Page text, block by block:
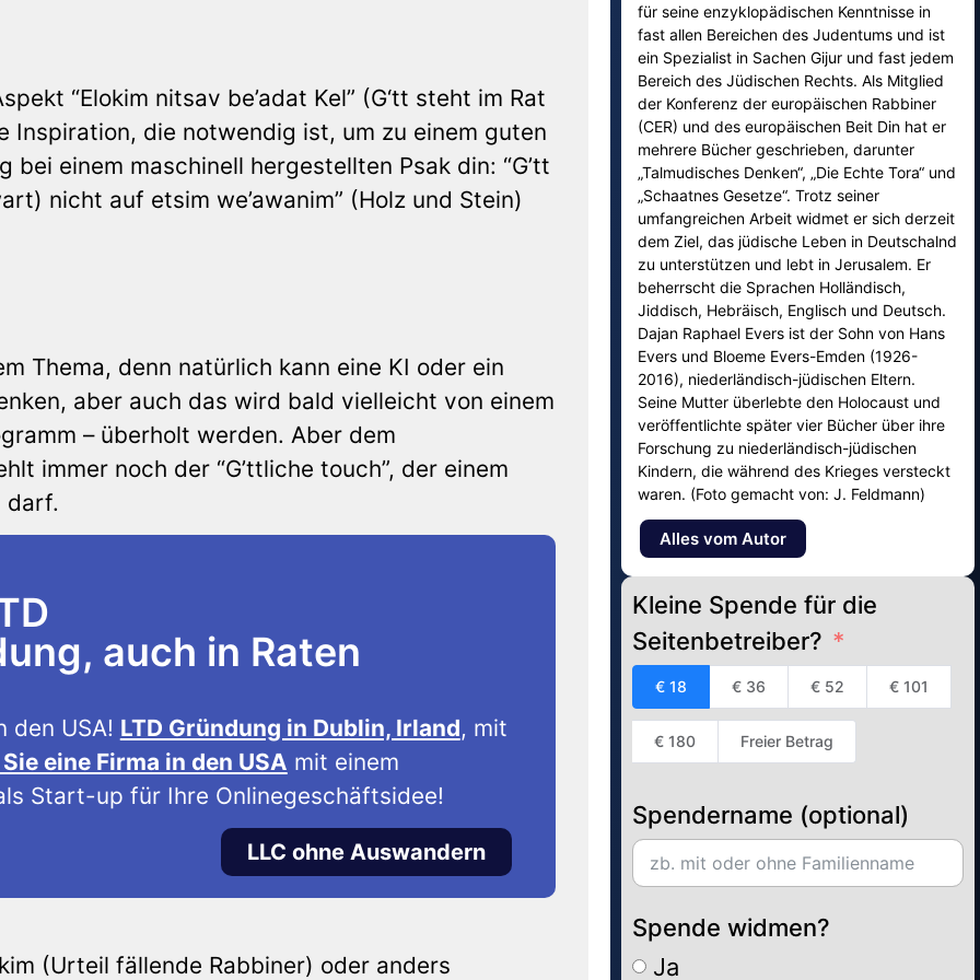
“Elokim nitsav be’adat Kel” (G‘tt steht im Rat
Inspiration, die notwendig ist, um zu einem guten
einem maschinell hergestellten Psak din: “G’tt
nicht auf etsim we’awanim” (Holz und Stein)
Thema, denn natürlich kann eine KI oder ein
aber auch das wird bald vielleicht von einem
– überholt werden. Aber dem
immer noch der “G’ttliche touch”, der einem
darf.
auch in Raten
den USA! LTD Gründung in Dublin, Irland, mit
eine Firma in den USA mit einem
Start-up für Ihre Onlinegeschäftsidee!
LLC ohne Auswandern
(Urteil fällende Rabbiner) oder anders
für seine enzyklopädischen Kenntnisse in
fast allen Bereichen des Judentums und ist
ein Spezialist in Sachen Gijur und fast jedem
Bereich des Jüdischen Rechts. Als Mitglied
der Konferenz der europäischen Rabbiner
(CER) und des europäischen Beit Din hat er
mehrere Bücher geschrieben, darunter
„Talmudisches Denken“, „Die Echte Tora“ und
„Schaatnes Gesetze“. Trotz seiner
umfangreichen Arbeit widmet er sich derzeit
dem Ziel, das jüdische Leben in Deutschalnd
zu unterstützen und lebt in Jerusalem. Er
beherrscht die Sprachen Holländisch,
Jiddisch, Hebräisch, Englisch und Deutsch.
Dajan Raphael Evers ist der Sohn von Hans
Evers und Bloeme Evers-Emden (1926-
2016), niederländisch-jüdischen Eltern.
Seine Mutter überlebte den Holocaust und
veröffentlichte später vier Bücher über ihre
Forschung zu niederländisch-jüdischen
Kindern, die während des Krieges versteckt
waren. (Foto gemacht von: J. Feldmann)
Alles vom Autor
Kleine Spende für die
Seitenbetreiber?
€ 18 € 36 € 52 € 101
€ 180 Freier Betrag
Spendername (optional)
Spende widmen?
Ja